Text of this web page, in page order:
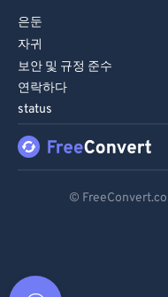
은둔
자귀
보안 및 규정 준수
연락하다
status
©